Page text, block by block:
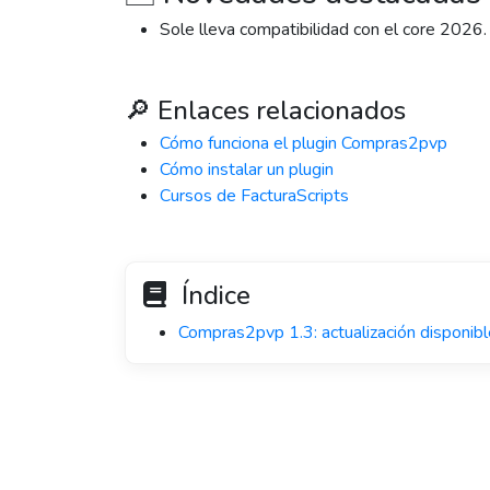
Sole lleva compatibilidad con el core 2026.
🔎 Enlaces relacionados
Cómo funciona el plugin Compras2pvp
Cómo instalar un plugin
Cursos de FacturaScripts
Índice
Compras2pvp 1.3: actualización